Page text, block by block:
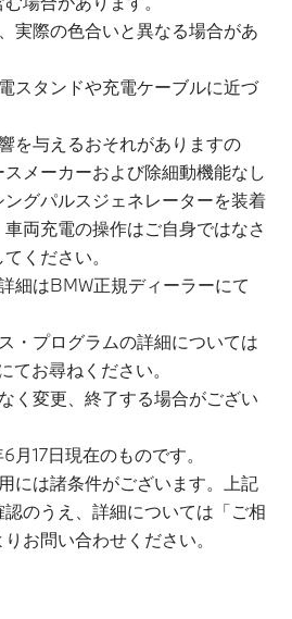
実際の色合いと異なる場合があ
スタンドや充電ケーブルに近づ
を与えるおそれがありますの
メーカーおよび除細動機能なし
グパルスジェネレーターを装着
両充電の操作はご自身ではなさ
ください。
細はBMW正規ディーラーにて
・プログラムの詳細については
てお尋ねください。
く変更、終了する場合がござい
17日現在のものです。
には諸条件がございます。上記
のうえ、詳細については「ご相
お問い合わせください。